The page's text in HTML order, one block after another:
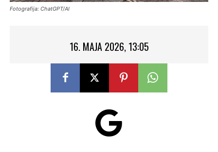
Fotografija: ChatGPT/AI
16. MAJA 2026, 13:05